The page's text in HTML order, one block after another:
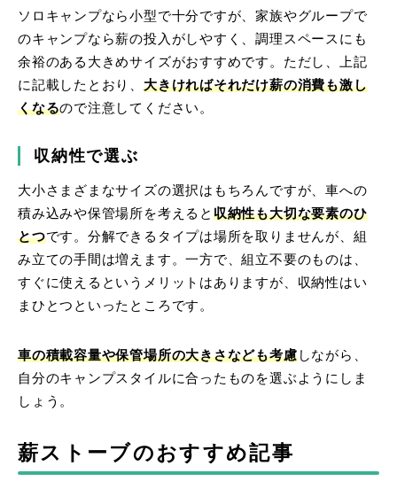
ソロキャンプなら小型で十分ですが、家族やグループで
のキャンプなら薪の投入がしやすく、調理スペースにも
余裕のある大きめサイズがおすすめです。ただし、上記
に記載したとおり、大きければそれだけ薪の消費も激し
くなるので注意してください。
収納性で選ぶ
大小さまざまなサイズの選択はもちろんですが、車への
積み込みや保管場所を考えると 収納性も大切な要素のひ
とつです。分解できるタイプは場所を取りませんが、組
み立ての手間は増えます。一方で、組立不要のものは、
すぐに使えるというメリットはありますが、収納性はい
まひとつといったところです。
車の積載容量や保管場所の大きさなども考慮しながら、
自分のキャンプスタイルに合ったものを選ぶようにしま
しょう。
薪ストーブのおすすめ記事